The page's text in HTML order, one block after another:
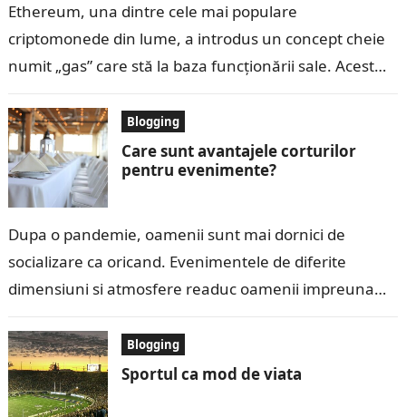
Ethereum, una dintre cele mai populare
criptomonede din lume, a introdus un concept cheie
numit „gas” care stă la baza funcționării sale. Acest
Blogging
Care sunt avantajele corturilor
pentru evenimente?
Dupa o pandemie, oamenii sunt mai dornici de
socializare ca oricand. Evenimentele de diferite
dimensiuni si atmosfere readuc oamenii impreuna
Blogging
Sportul ca mod de viata